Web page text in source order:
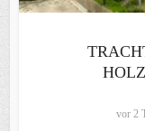
vor 2